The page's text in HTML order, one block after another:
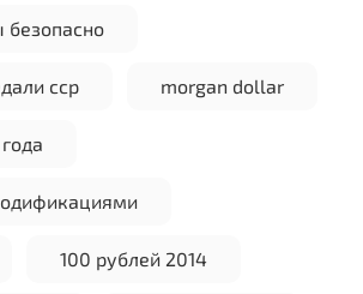
безопасно
сср morgan dollar
100 рублей 2014